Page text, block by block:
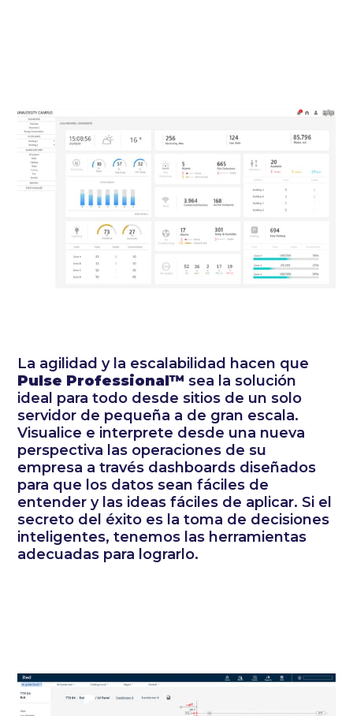
La agilidad y la escalabilidad hacen que
Pulse Professional™ sea la solución
ideal para todo desde sitios de un solo
servidor de pequeña a de gran escala.
Visualice e interprete desde una nueva
perspectiva las operaciones de su
empresa a través dashboards diseñados
para que los datos sean fáciles de
entender y las ideas fáciles de aplicar. Si el
secreto del éxito es la toma de decisiones
inteligentes, tenemos las herramientas
adecuadas para lograrlo.